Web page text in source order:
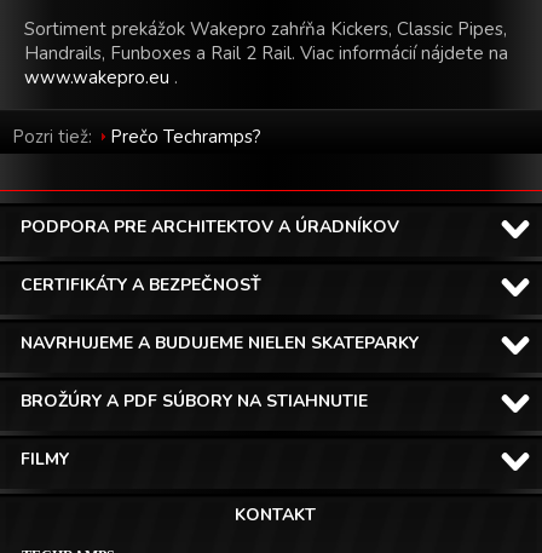
Sortiment prekážok Wakepro zahŕňa Kickers, Classic Pipes,
Handrails, Funboxes a Rail 2 Rail. Viac informácií nájdete na
www.wakepro.eu .
Pozri tiež: Prečo Techramps?
PODPORA PRE ARCHITEKTOV A ÚRADNÍKOV
CERTIFIKÁTY A BEZPEČNOSŤ
NAVRHUJEME A BUDUJEME NIELEN SKATEPARKY
BROŽÚRY A PDF SÚBORY NA STIAHNUTIE
FILMY
KONTAKT